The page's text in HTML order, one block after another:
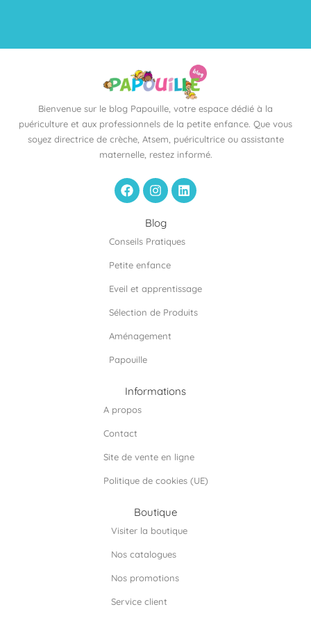
Bienvenue sur le blog Papouille, votre espace dédié à la
puériculture et aux professionnels de la petite enfance. Que vous
soyez directrice de crèche, Atsem, puéricultrice ou assistante
maternelle, restez informé.
F
a
c
o
k
I
n
s
t
a
g
a
m
L
i
n
d
Blog
Conseils Pratiques
Petite enfance
Eveil et apprentissage
Sélection de Produits
Aménagement
Papouille
Informations
A propos
Contact
Site de vente en ligne
Politique de cookies (UE)
Boutique
Visiter la boutique
Nos catalogues
Nos promotions
Service client